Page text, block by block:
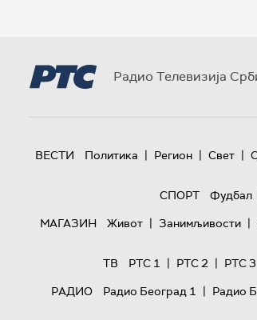
Радио Телевизија
ВЕСТИ Политика | Регион | Свет |
СПОРТ
Фудбал
МАГАЗИН
Живот | Занимљивости |
ТВ
РТС 1 | РТС 2 | РТС 3
РАДИО
Радио Београд 1 | Радио